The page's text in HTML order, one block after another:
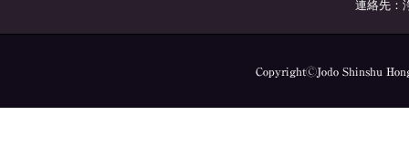
連絡先：